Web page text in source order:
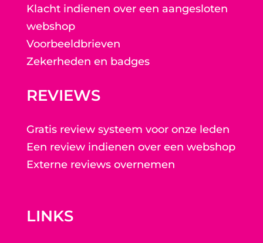
Klacht indienen over een aangesloten
webshop
Voorbeeldbrieven
Zekerheden en badges
REVIEWS
Gratis review systeem voor onze leden
Een review indienen over een webshop
Externe reviews overnemen
LINKS